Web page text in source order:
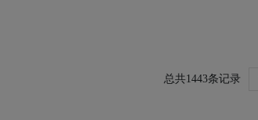
总共1443条记录